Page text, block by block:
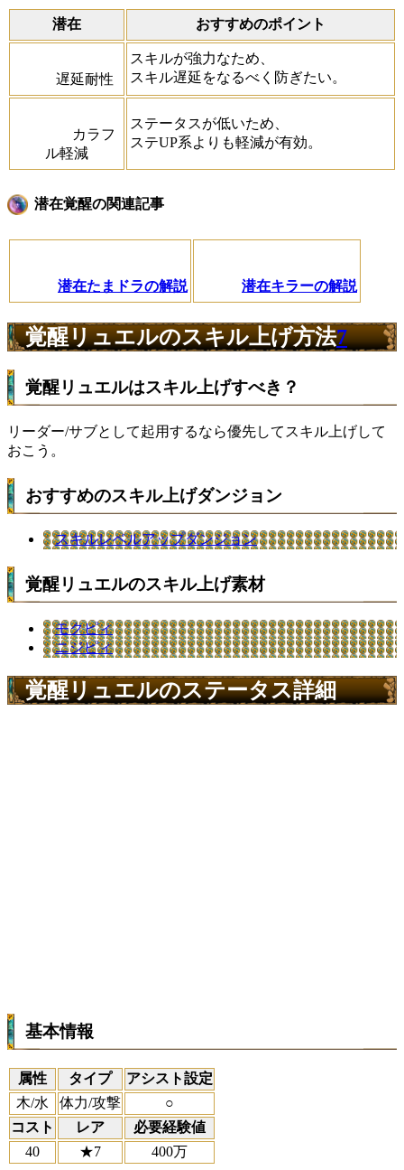
潜在 おすすめのポイント
遅延耐性
スキルが強力なため、
スキル遅延をなるべく防ぎたい。
カラフ
ル軽減
ステータスが低いため、
ステUP系よりも軽減が有効。
潜在覚醒の関連記事
潜在たまドラの解説 潜在キラーの解説
覚醒リュエルのスキル上げ方法7
覚醒リュエルはスキル上げすべき？
リーダー/サブとして起用するなら優先してスキル上げして
おこう。
おすすめのスキル上げダンジョン
スキルレベルアップダンジョン
覚醒リュエルのスキル上げ素材
モクピィ
ニジピィ
覚醒リュエルのステータス詳細
基本情報
属性 タイプ
アシスト設定
木/水
体力/攻撃
○
コスト
レア
必要経験値
40
★7 400万